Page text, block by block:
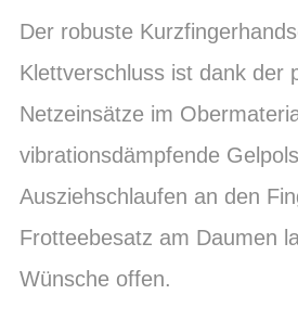
Der robuste
Klettverschluss ist dank der
Netzeinsätze im
vibrationsdämpfende
Ausziehschlaufen an den
Frotteebesatz am Daumen
Wünsche offen.